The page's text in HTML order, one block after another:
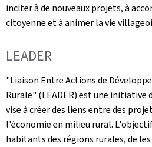
inciter à de nouveaux projets, à
citoyenne et à animer la vie
LEADER
"Liaison Entre Actions de
Rurale" (LEADER) est une initiative
vise à créer des liens entre des
l'économie en milieu rural.
habitants des régions rurales, de